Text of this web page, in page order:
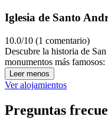
Iglesia de Santo
10.0/10 (1 comentario)
Descubre la historia de
monumentos más
Leer menos
Ver alojamientos
Preguntas